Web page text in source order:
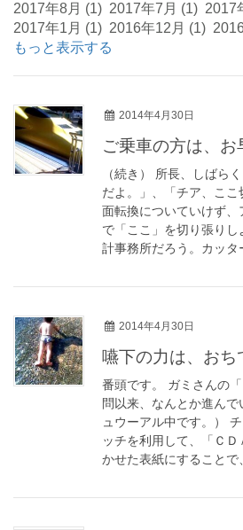
2017年8月 (1) 2017年7月 (1) 2017
2017年1月 (1) 2016年12月 (1)
もっと表示する
2014年4月30日
ご乗車の方は、お
（続き） 所長、しばら
だよ。」、「チア、こ
面転換についていけず
で「ここ」を切り張り
計事務所だろう。カッ
2014年4月30日
嚥下の力は、おち
番頭です。 ガミさんの
問以来、なんとか進ん
ュウーアル中です。）
ッチを利用して、「Ｃ
かせた表紙にすること